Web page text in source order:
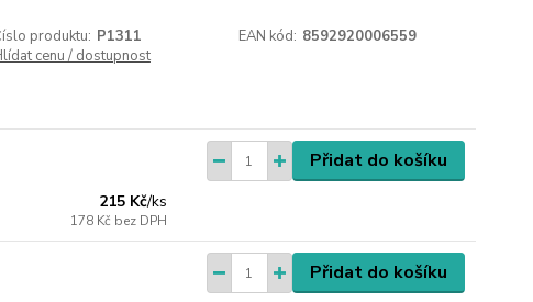
produktu: P1311 EAN kód: 8592920006559
cenu / dostupnost
215 Kč/ks
178 Kč bez DPH
Přidat do košíku
Přidat do košíku